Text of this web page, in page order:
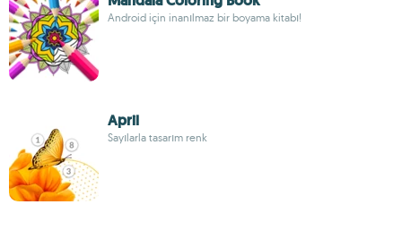
Android için inanılmaz bir boyama kitabı!
April
Sayılarla tasarım renk